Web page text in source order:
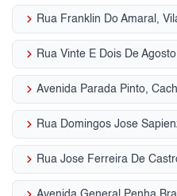
keyboard_arrow_right Rua Franklin Do Amaral,
keyboard_arrow_right
keyboard_arrow_right Avenida Parada Pinto,
keyboard_arrow_right
keyboard_arrow_right Rua Jose Ferreira De